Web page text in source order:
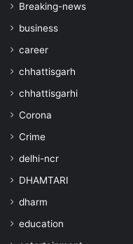
Breaking-news
business
career
chhattisgarh
chhattisgarhi
Corona
Crime
delhi-ncr
DHAMTARI
dharm
education